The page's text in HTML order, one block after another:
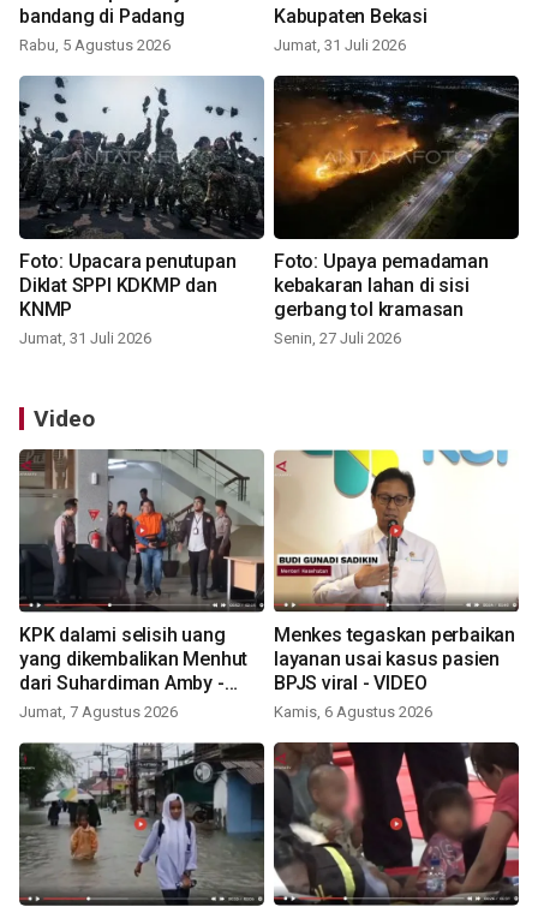
bandang di Padang
Rabu, 5 Agustus 2026
Kabupaten Bekasi
Jumat, 31 Juli 2026
Foto: Upacara penutupan
Diklat SPPI KDKMP dan
KNMP
Jumat, 31 Juli 2026
Foto: Upaya pemadaman
kebakaran lahan di sisi
gerbang tol kramasan
Senin, 27 Juli 2026
Video
KPK dalami selisih uang
yang dikembalikan Menhut
dari Suhardiman Amby -
VIDEO
Jumat, 7 Agustus 2026
Menkes tegaskan perbaikan
layanan usai kasus pasien
BPJS viral - VIDEO
Kamis, 6 Agustus 2026